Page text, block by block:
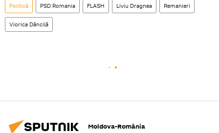
Politică PSD Romania FLASH Liviu Dragnea Remanieri
Viorica Dăncilă
Moldova-România